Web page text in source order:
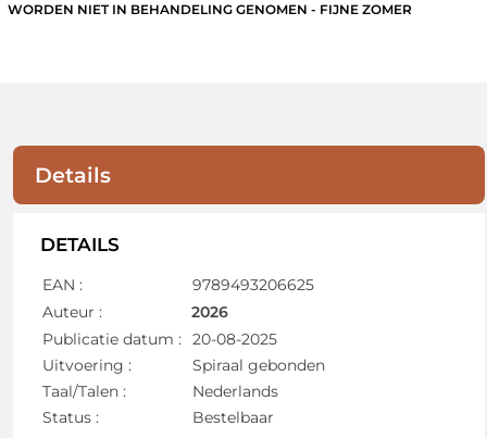
WORDEN NIET IN BEHANDELING GENOMEN - FIJNE ZOMER
Details
DETAILS
EAN :
9789493206625
Auteur :
2026
Publicatie datum :
20-08-2025
Uitvoering :
Spiraal gebonden
Taal/Talen :
Nederlands
Status :
Bestelbaar